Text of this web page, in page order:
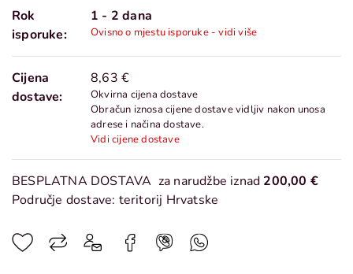
Rok
isporuke:
1 - 2 dana
Ovisno o mjestu isporuke - vidi više
Cijena
dostave:
8,63 €
Okvirna cijena dostave
Obračun iznosa cijene dostave vidljiv nakon unosa
adrese i načina dostave.
Vidi cijene dostave
BESPLATNA DOSTAVA za narudžbe iznad 200,00 €
Područje dostave: teritorij Hrvatske